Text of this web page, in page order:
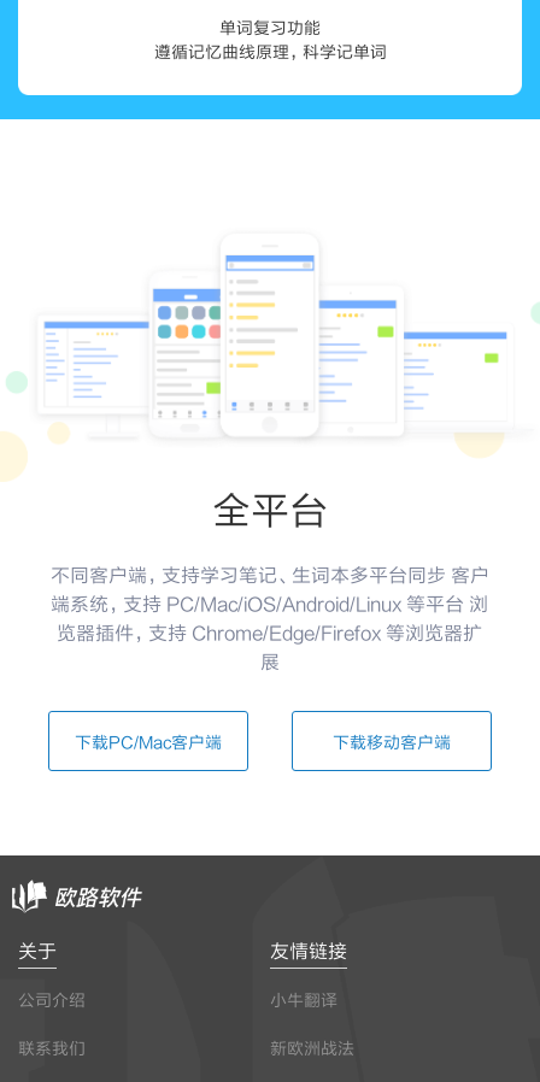
单词复习功能
遵循记忆曲线原理，科学记单词
全平台
不同客户端，支持学习笔记、生词本多平台同步 客户
端系统，支持 PC/Mac/iOS/Android/Linux 等平台 浏
览器插件，支持 Chrome/Edge/Firefox 等浏览器扩
展
下载PC/Mac客户端 下载移动客户端
关于
公司介绍
联系我们
友情链接
小牛翻译
新欧洲战法